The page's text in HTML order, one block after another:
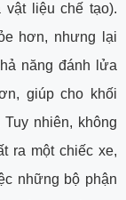
vật liệu chế tạo).
hơn, nhưng lại
năng đánh lửa
giúp cho khối
nhiên, không
ra một chiếc xe,
những bộ phận